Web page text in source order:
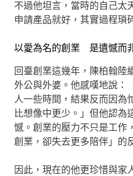
不過他坦言，當時的自己太
申請產品就好，其實過程瑣
以愛為名的創業 是遺憾而
回臺創業這幾年，陳柏翰陸
外公與外婆。他感嘆地說：
人一些時間，結果反而因為
比想像中更少。」但他認為
憾。創業的壓力不只是工作
創業，卻失去更多陪伴」的
因此，現在的他更珍惜與家